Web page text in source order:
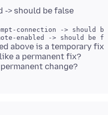
connection -> should
above is a temporary fix
a permanent fix?